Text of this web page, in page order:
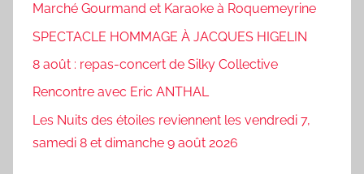
Marché Gourmand et Karaoke à Roquemeyrine
SPECTACLE HOMMAGE À JACQUES HIGELIN
8 août : repas-concert de Silky Collective
Rencontre avec Eric ANTHAL
Les Nuits des étoiles reviennent les vendredi 7,
samedi 8 et dimanche 9 août 2026